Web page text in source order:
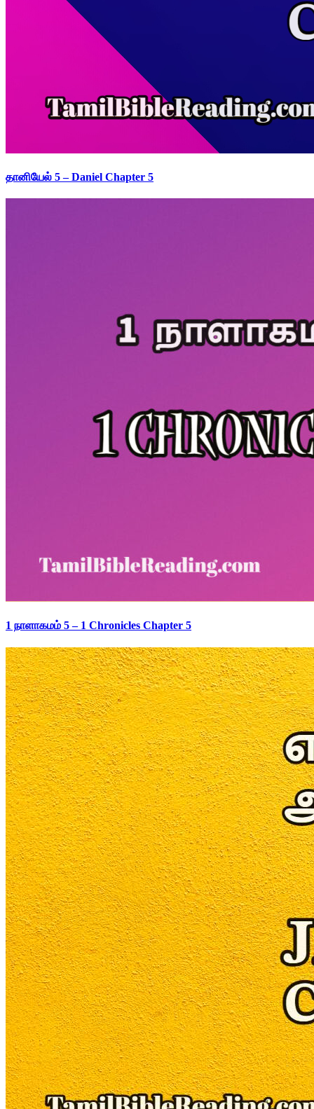
தானியேல் 5 – Daniel Chapter 5
1 நாளாகமம் 5 – 1 Chronicles Chapter 5